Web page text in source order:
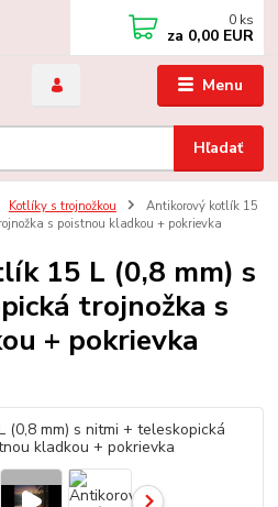
Menu
Hľadať
0 ks
za 0,00 EUR
Kotlíky s trojnožkou
Antikorový kotlík 15
s poistnou kladkou + pokrievka
15 L (0,8 mm) s
trojnožka s
+ pokrievka